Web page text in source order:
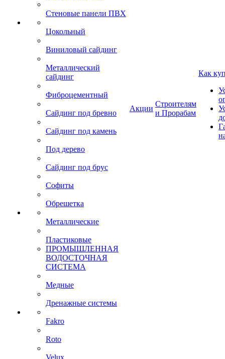
Стеновые панели ПВХ
Цокольный
Виниловый сайдинг
Металлический
сайдинг
Фиброцементный
Сайдинг под бревно
Сайдинг под камень
Под дерево
Сайдинг под брус
Софиты
Обрешетка
Металлические
Пластиковые
ПРОМЫШЛЕННАЯ
ВОДОСТОЧНАЯ
СИСТЕМА
Медные
Дренажные системы
Fakro
Roto
Velux
Акции
Строителям
и Прорабам
Как